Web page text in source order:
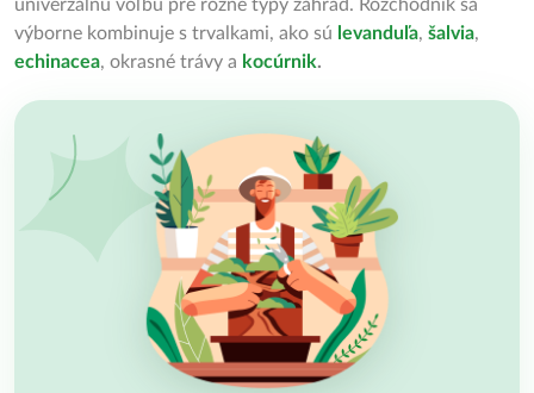
univerzálnu voľbu pre rôzne typy záhrad. Rozchodník sa
výborne kombinuje s trvalkami, ako sú levanduľa, šalvia,
echinacea, okrasné trávy a kocúrnik.